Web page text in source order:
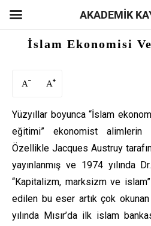
İslam Ekonomisi
A A
Yüzyıllar boyunca “İslam
eğitimi” ekonomist alimlerin
Özellikle Jacques Austruy
yayınlanmış ve 1974 yılında
“Kapitalizm, marksizm ve
edilen bu eser artık çok
yılında Mısır’da ilk islam
AKADEMİK